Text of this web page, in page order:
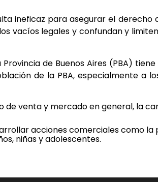
ineficaz para asegurar el derecho
vacíos legales y confundan y
de Buenos Aires (PBA)
de la PBA, especialmente a
de venta y mercado en general, la
acciones comerciales como la
niñas y adolescentes.